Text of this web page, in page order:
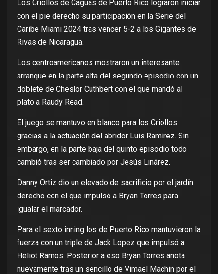
Los Criollos de Caguas de Puerto Rico lograron iniciar
con el pie derecho su participación en la Serie del
Caribe Miami 2024 tras vencer 5-2 a los Gigantes de
Rivas de Nicaragua.
Los centroamericanos mostraron un interesante
arranque en la parte alta del segundo episodio con un
doblete de Cheslor Cuthbert con el que mandó al
plato a Raudy Read.
El juego se mantuvo en blanco para los Criollos
gracias a la actuación del abridor Luis Ramírez. Sin
embargo, en la parte baja del quinto episodio todo
cambió tras ser cambiado por Jesús Linárez.
Danny Ortiz dio un elevado de sacrificio por el jardín
derecho con el que impulsó a Bryan Torres para
igualar el marcador.
Para el sexto inning los de Puerto Rico mantuvieron la
fuerza con un triple de Jack Lopez que impulsó a
Heliot Ramos. Posterior a eso Bryan Torres anota
nuevamente tras un sencillo de Vimael Machin por el